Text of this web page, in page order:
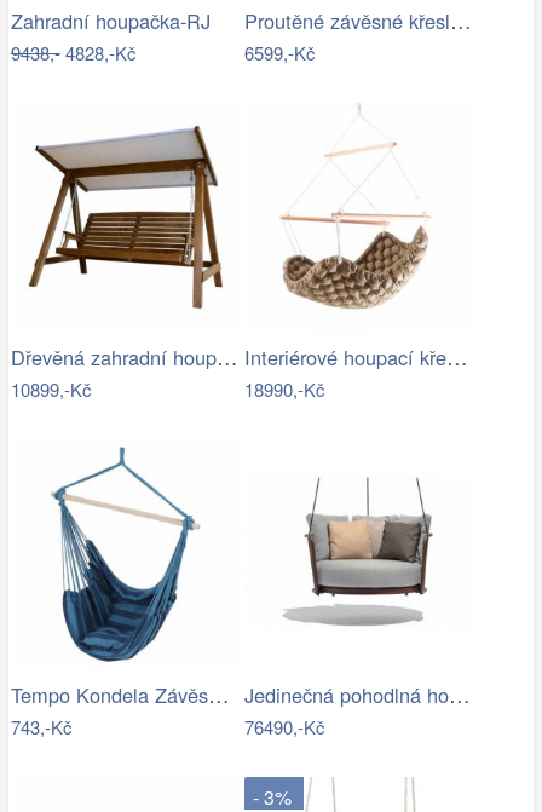
Zahradní houpačka-RJ
9438,-4828,-Kč
Proutěné závěsné křeslo Elis, přírodní…
6599,-Kč
Dřevěná zahradní houpačka Lucas pro 4…
10899,-Kč
Interiérové houpací křeslo Swingy In…
18990,-Kč
Tempo Kondela Závěsné houpací křeslo…
743,-Kč
Jedinečná pohodlná houpačka - TS
76490,-Kč
- 3%